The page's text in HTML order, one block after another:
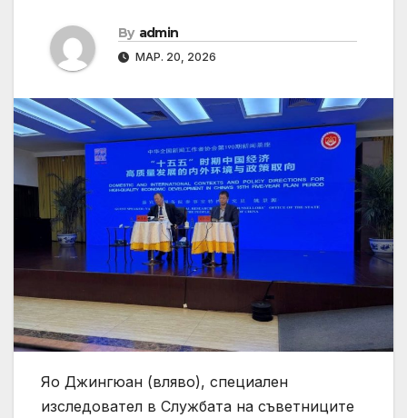
By admin
МАР. 20, 2026
Яо Джингюан (вляво), специален
изследовател в Службата на съветниците